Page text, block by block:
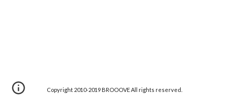
Copyright 2010-2019 BROOOVE All rights reserved.